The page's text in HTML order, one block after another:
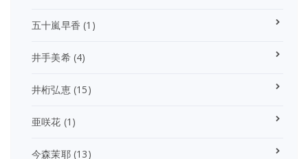
五十嵐早香 (1)
井手美希(4)
井桁弘恵(15)
亜咲花 (1)
今森茉耶(13)